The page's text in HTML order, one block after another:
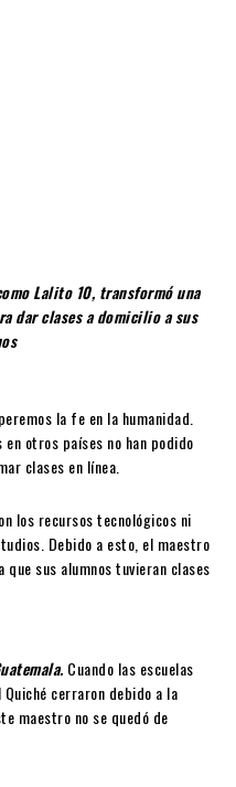
Lalito 10, transformó una
dar clases a domicilio a sus
la fe en la humanidad.
en otros países no han podido
clases en línea.
los recursos tecnológicos ni
Debido a esto, el maestro
sus alumnos tuvieran clases
Cuando las escuelas
cerraron debido a la
maestro no se quedó de